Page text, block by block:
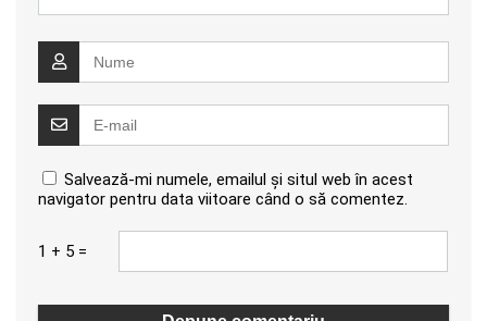
Salvează-mi numele, emailul și situl web în acest
navigator pentru data viitoare când o să comentez.
1 + 5 =